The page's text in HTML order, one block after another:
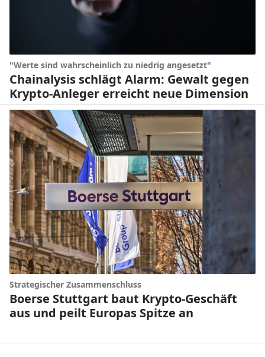
"Werte sind wahrscheinlich zu niedrig angesetzt"
Chainalysis schlägt Alarm: Gewalt gegen
Krypto-Anleger erreicht neue Dimension
Strategischer Zusammenschluss
Boerse Stuttgart baut Krypto-Geschäft
aus und peilt Europas Spitze an